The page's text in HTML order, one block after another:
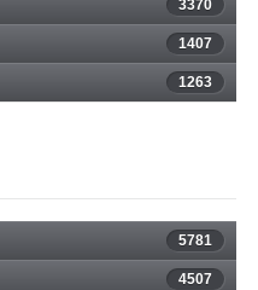
3370
1407
1263
5781
4507